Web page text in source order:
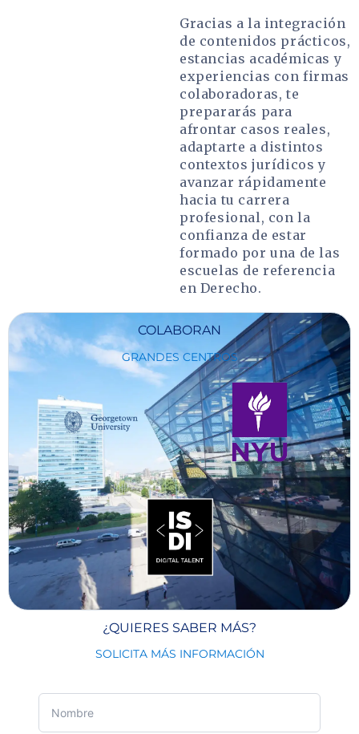
Gracias a la integración
de contenidos prácticos,
estancias académicas y
experiencias con firmas
colaboradoras, te
prepararás para
afrontar casos reales,
adaptarte a distintos
contextos jurídicos y
avanzar rápidamente
hacia tu carrera
profesional, con la
confianza de estar
formado por una de las
escuelas de referencia
en Derecho.
COLABORAN
GRANDES CENTROS
¿QUIERES SABER MÁS?
SOLICITA MÁS INFORMACIÓN